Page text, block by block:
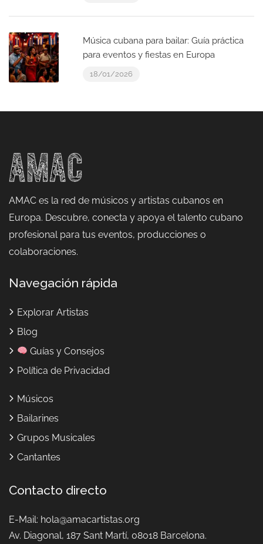
Música cubana para bailar: Guía práctica
para eventos y fiestas en Europa
18/01/2026
AMAC es la red de músicos y artistas cubanos en
Europa. Descubre, conecta y apoya el talento cubano
profesional para tus eventos, producciones o
colaboraciones.
Navegación rápida
Explorar Artistas
Blog
Guías y Consejos
Política de Privacidad
Músicos
Bailarines
Grupos Musicales
Cantantes
Contacto directo
E-Mail: hola@amacartistas.org
Av. Diagonal, 187 Sant Martí, 08018 Barcelona.